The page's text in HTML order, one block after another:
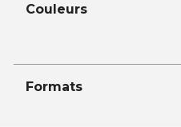
Couleurs
Formats